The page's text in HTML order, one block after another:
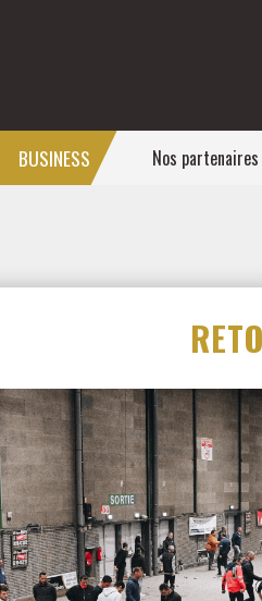
BUSINESS Nos partenaires